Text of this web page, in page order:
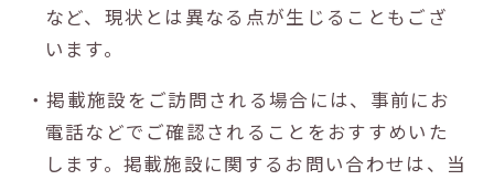
など、現状とは異なる点が生じることもござ
います。
・掲載施設をご訪問される場合には、事前にお
電話などでご確認されることをおすすめいた
します。掲載施設に関するお問い合わせは、当